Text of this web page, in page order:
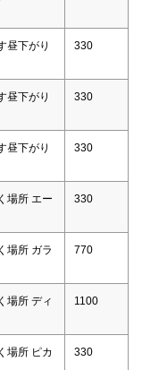
昼下がり
330
昼下がり
330
昼下がり
330
場所 エー
330
場所 ガラ
770
場所 ディ
1100
場所 ピカ
330